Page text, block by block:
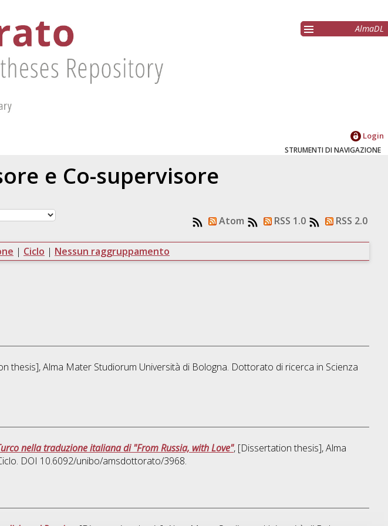
AlmaDL
Login
STRUMENTI DI NAVIGAZIONE
e Co-supervisore
Atom RSS 1.0 RSS 2.0
| Ciclo | Nessun raggruppamento
thesis], Alma Mater Studiorum Università di Bologna. Dottorato di ricerca in Scienza
nella traduzione italiana di "From Russia, with Love", [Dissertation thesis], Alma
DOI 10.6092/unibo/amsdottorato/3968.